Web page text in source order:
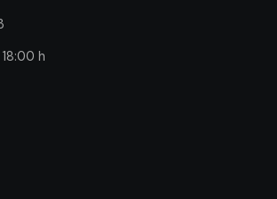
h